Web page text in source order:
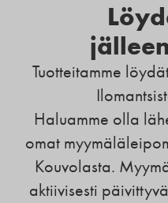
Tuotteitamme
Haluamme olla
omat
Kouvolasta.
aktiivisesti